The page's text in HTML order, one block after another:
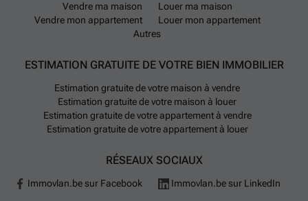
Vendre ma maison
Louer ma maison
Vendre mon appartement
Louer mon appartement
Autres
ESTIMATION GRATUITE DE VOTRE BIEN IMMOBILIER
Estimation gratuite de votre maison à vendre
Estimation gratuite de votre maison à louer
Estimation gratuite de votre appartement à vendre
Estimation gratuite de votre appartement à louer
RÉSEAUX SOCIAUX
Immovlan.be sur Facebook Immovlan.be sur LinkedIn